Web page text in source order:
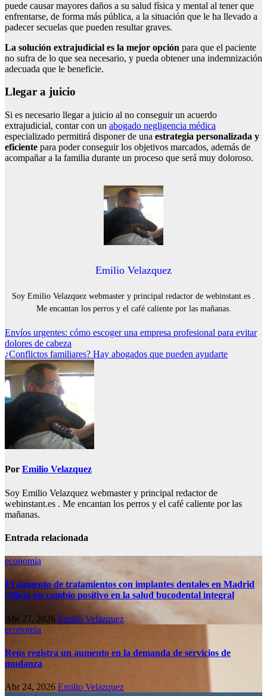
puede causar mayores daños a su salud física y mental al tener que
enfrentarse, de forma más pública, a la situación que le ha llevado a
padecer secuelas que pueden resultar graves.
La solución extrajudicial es la mejor opción para que el paciente
no sufra de lo que sea necesario, y pueda obtener una indemnización
adecuada que le beneficie.
Llegar a juicio
Si es necesario llegar a juicio al no conseguir un acuerdo
extrajudicial, contar con un abogado negligencia médica
especializado permitirá disponer de una estrategia personalizada y
eficiente para poder conseguir los objetivos marcados, además de
acompañar a la familia durante un proceso que será muy doloroso.
Emilio Velazquez
Soy Emilio Velazquez webmaster y principal redactor de webinstant.es .
Me encantan los perros y el café caliente por las mañanas.
Navegación
de
entradas
Envíos urgentes: cómo escoger una empresa profesional para evitar
dolores de cabeza
¿Conflictos familiares? Hay abogados que pueden ayudarte
Por Emilio Velazquez
Soy Emilio Velazquez webmaster y principal redactor de
webinstant.es . Me encantan los perros y el café caliente por las
mañanas.
Entrada relacionada
economia
El aumento de tratamientos con implantes dentales en Madrid
refleja un cambio positivo en la salud bucodental integral
Abr 27, 2026 Emilio Velazquez
economia
Reus registra un aumento en la demanda de servicios de
mudanza
Abr 24, 2026 Emilio Velazquez